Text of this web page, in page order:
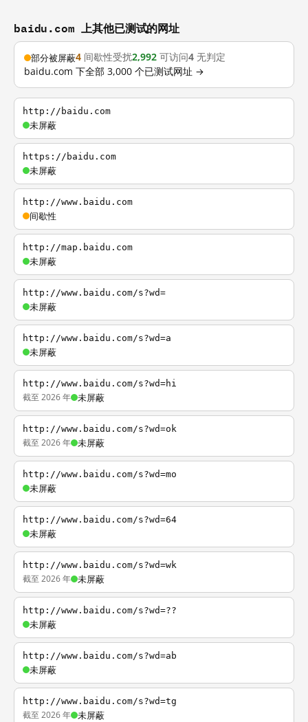
baidu.com 上其他已测试的网址
部分被屏蔽4 间歇性受扰2,992 可访问4 无判定
baidu.com 下全部 3,000 个已测试网址 →
http://baidu.com
未屏蔽
https://baidu.com
未屏蔽
http://www.baidu.com
间歇性
http://map.baidu.com
未屏蔽
http://www.baidu.com/s?wd=
未屏蔽
http://www.baidu.com/s?wd=a
未屏蔽
http://www.baidu.com/s?wd=hi
截至 2026 年 未屏蔽
http://www.baidu.com/s?wd=ok
截至 2026 年 未屏蔽
http://www.baidu.com/s?wd=mo
未屏蔽
http://www.baidu.com/s?wd=64
未屏蔽
http://www.baidu.com/s?wd=wk
截至 2026 年 未屏蔽
http://www.baidu.com/s?wd=??
未屏蔽
http://www.baidu.com/s?wd=ab
未屏蔽
http://www.baidu.com/s?wd=tg
截至 2026 年 未屏蔽